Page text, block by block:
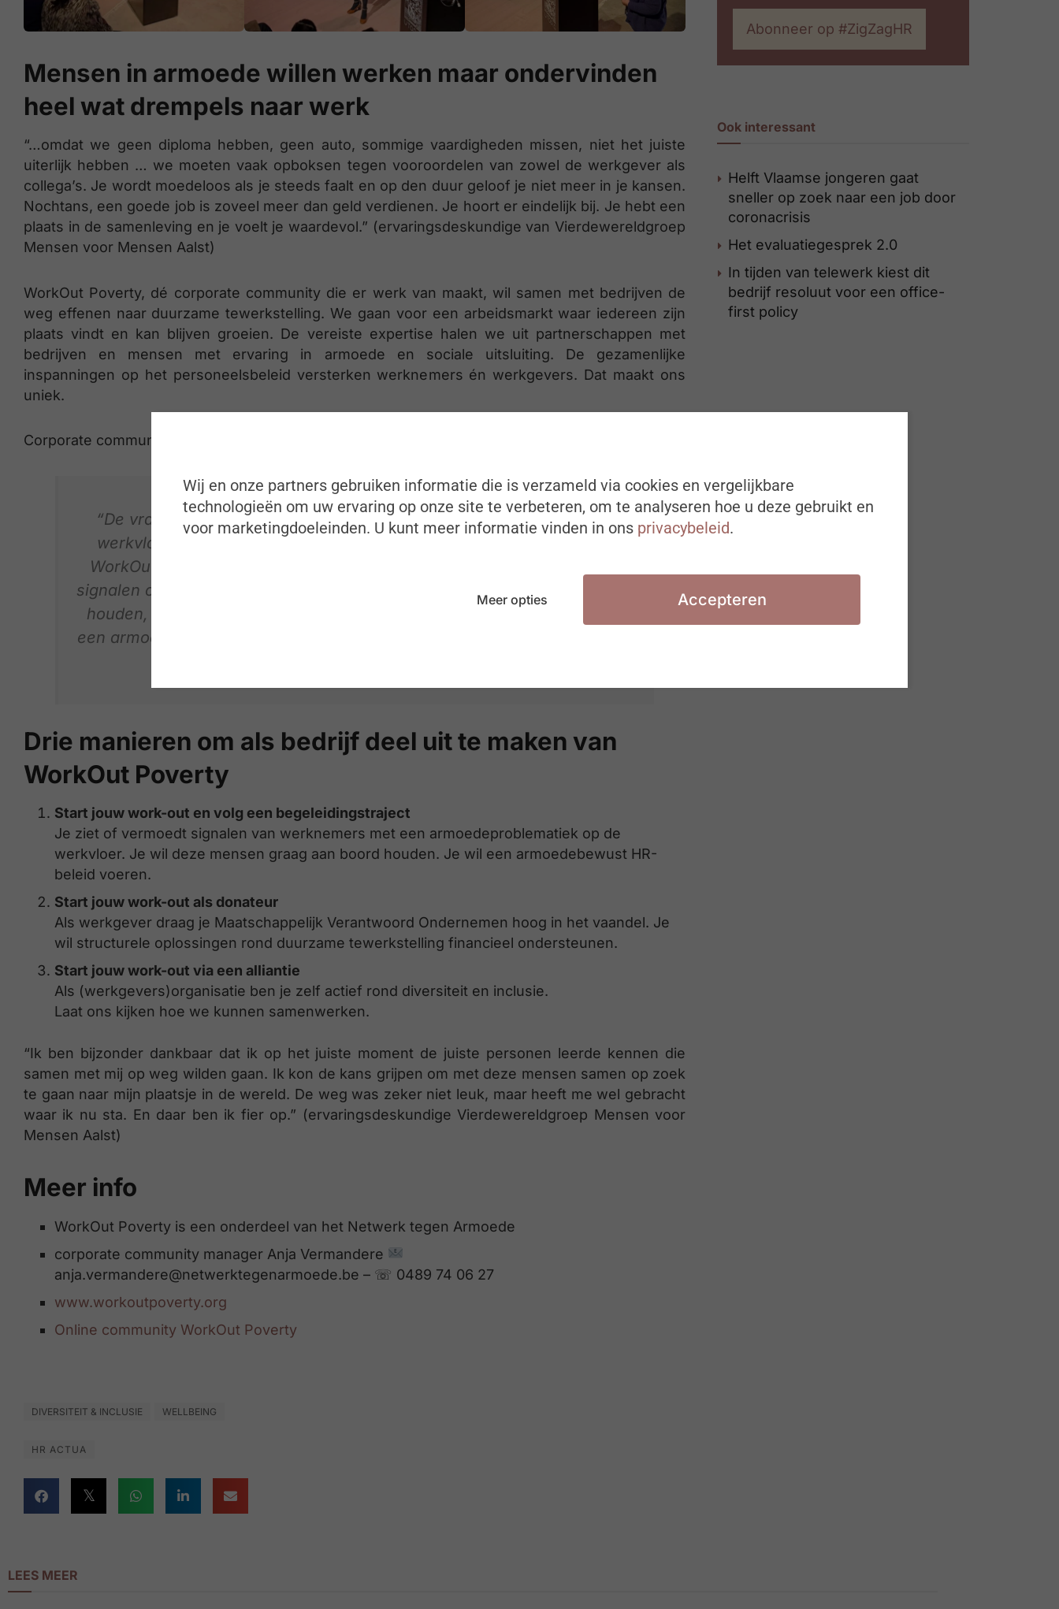
Mensen in armoede willen werken maar ondervinden
heel wat drempels naar werk
“…omdat we geen diploma hebben, geen auto, sommige vaardigheden missen, niet het juiste
uiterlijk hebben … we moeten vaak opboksen tegen vooroordelen van zowel de werkgever als
collega’s. Je wordt moedeloos als je steeds faalt en op den duur geloof je niet meer in je kansen.
Nochtans, een goede job is zoveel meer dan geld verdienen. Je hoort er eindelijk bij. Je hebt een
plaats in de samenleving en je voelt je waardevol.” (ervaringsdeskundige van Vierdewereldgroep
Mensen voor Mensen Aalst)
WorkOut Poverty, dé corporate community die er werk van maakt, wil samen met bedrijven de
weg effenen naar duurzame tewerkstelling. We gaan voor een arbeidsmarkt waar iedereen zijn
plaats vindt en kan blijven groeien. De vereiste expertise halen we uit partnerschappen met
bedrijven en mensen met ervaring in armoede en sociale uitsluiting. De gezamenlijke
inspanningen op het personeelsbeleid versterken werknemers én werkgevers. Dat maakt ons
uniek.
Corporate community manager Anja Vermandere:
“De vraag is niet of er werknemers met risico op armoede zijn op de
werkvloer, maar hoe het met hen gaat en hoe ze hun job volhouden.
WorkOut Poverty buigt zich over vragen als: Hoe kan je als werkgever
signalen opvangen? Hoe kan je deze werknemers gemotiveerd aan boord
houden, in alle vertrouwen en zonder te stigmatiseren? Hoe zorg je via
een armoedebewust HR-beleid dat een job een hefboom uit armoede kan
Drie manieren om als bedrijf deel uit te maken van
WorkOut Poverty
Start jouw work-out en volg een begeleidingstraject
Je ziet of vermoedt signalen van werknemers met een armoedeproblematiek op de
werkvloer. Je wil deze mensen graag aan boord houden. Je wil een armoedebewust HR-
beleid voeren.
Start jouw work-out als donateur
Als werkgever draag je Maatschappelijk Verantwoord Ondernemen hoog in het vaandel. Je
wil structurele oplossingen rond duurzame tewerkstelling financieel ondersteunen.
Start jouw work-out via een alliantie
Als (werkgevers)organisatie ben je zelf actief rond diversiteit en inclusie.
Laat ons kijken hoe we kunnen samenwerken.
“Ik ben bijzonder dankbaar dat ik op het juiste moment de juiste personen leerde kennen die
samen met mij op weg wilden gaan. Ik kon de kans grijpen om met deze mensen samen op zoek
te gaan naar mijn plaatsje in de wereld. De weg was zeker niet leuk, maar heeft me wel gebracht
waar ik nu sta. En daar ben ik fier op.” (ervaringsdeskundige Vierdewereldgroep Mensen voor
Mensen Aalst)
Meer info
WorkOut Poverty is een onderdeel van het Netwerk tegen Armoede
corporate community manager Anja Vermandere
anja.vermandere@netwerktegenarmoede.be – ☏ 0489 74 06 27
www.workoutpoverty.org
Online community WorkOut Poverty
DIVERSITEIT & INCLUSIE WELLBEING
HR ACTUA
Abonneer op #ZigZagHR
Ook interessant
Helft Vlaamse jongeren gaat
sneller op zoek naar een job door
coronacrisis
Het evaluatiegesprek 2.0
In tijden van telewerk kiest dit
bedrijf resoluut voor een office-
first policy
LEES MEER
Wij en onze partners gebruiken informatie die is verzameld via cookies en vergelijkbare
technologieën om uw ervaring op onze site te verbeteren, om te analyseren hoe u deze gebruikt en
voor marketingdoeleinden. U kunt meer informatie vinden in ons privacybeleid.
Meer opties Accepteren